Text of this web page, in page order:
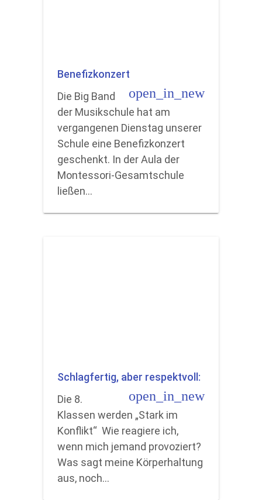
Benefizkonzert
open_in_new
Die Big Band
der Musikschule hat am
vergangenen Dienstag unserer
Schule eine Benefizkonzert
geschenkt. In der Aula der
Montessori-Gesamtschule
ließen…
Schlagfertig, aber respektvoll:
open_in_new
Die 8.
Klassen werden „Stark im
Konflikt“ Wie reagiere ich,
wenn mich jemand provoziert?
Was sagt meine Körperhaltung
aus, noch…